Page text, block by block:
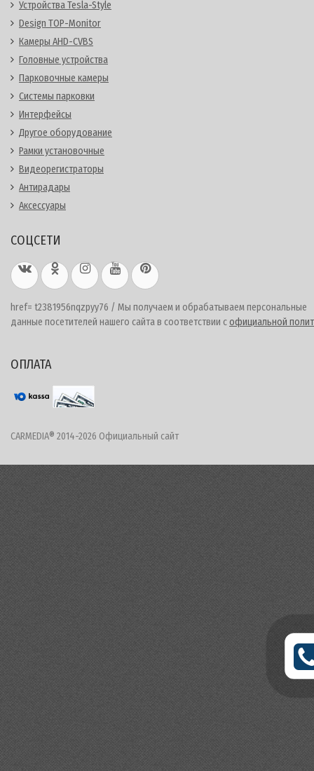
Устройства Tesla-Style
Design TOP-Monitor
Камеры AHD-CVBS
Головные устройства
Парковочные камеры
Системы парковки
Интерфейсы
Другое оборудование
Рамки установочные
Видеорегистраторы
Антирадары
Аксессуары
СОЦСЕТИ
href= t2381956nqzpyy76 / Мы получаем и обрабатываем персональные
данные посетителей нашего сайта в соответствии софициальной
ОПЛАТА
CARMEDIA® 2014-2026 Официальный сайт